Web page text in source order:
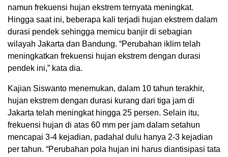
namun frekuensi hujan ekstrem ternyata meningkat.
Hingga saat ini, beberapa kali terjadi hujan ekstrem dalam
durasi pendek sehingga memicu banjir di sebagian
wilayah Jakarta dan Bandung. “Perubahan iklim telah
meningkatkan frekuensi hujan ekstrem dengan durasi
pendek ini,” kata dia.
Kajian Siswanto menemukan, dalam 10 tahun terakhir,
hujan ekstrem dengan durasi kurang dari tiga jam di
Jakarta telah meningkat hingga 25 persen. Selain itu,
frekuensi hujan di atas 60 mm per jam dalam setahun
mencapai 3-4 kejadian, padahal dulu hanya 2-3 kejadian
per tahun. “Perubahan pola hujan ini harus diantisipasi tata